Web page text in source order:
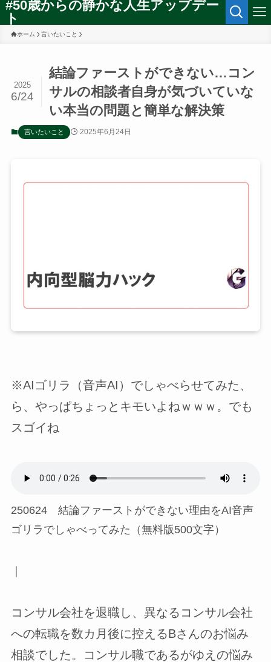
#50歳からの静かな人生アップデー
ト
ホーム 言いたいこと
結論ファーストができない…コン
サルの相談者自身が気づいていな
い本当の問題と簡単な解決策
2025
6/24
言いたいこと 2025年6月24日
※AIゴリラ（音声AI）でしゃべらせてみた、
ら、やっぱちょっとキモいよねｗｗｗ。でも
スゴイね
250624 結論ファーストができない理由をAI音声
ゴリラでしゃべってみた（無料版500文字）
｜
コンサル会社を退職し、異なるコンサル会社
への転職を数カ月後に控えるBさんのお悩み
相談でした。コンサル職であるがゆえの悩み